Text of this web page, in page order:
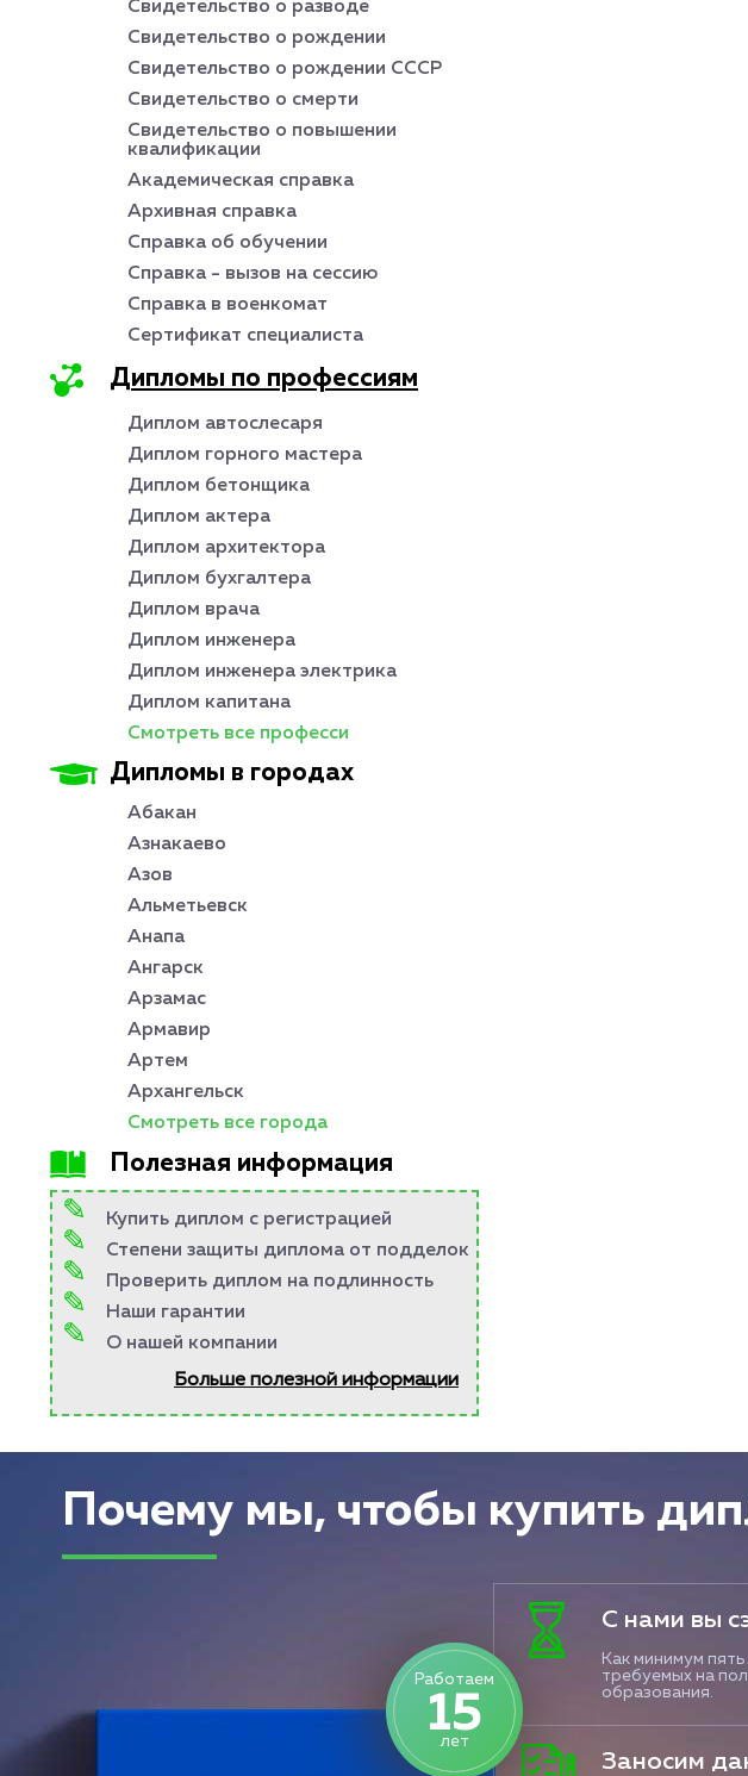
Свидетельство о разводе
Свидетельство о рождении
Свидетельство о рождении СССР
Свидетельство о смерти
Свидетельство о повышении
квалификации
Академическая справка
Архивная справка
Справка об обучении
Справка - вызов на сессию
Справка в военкомат
Сертификат специалиста
Дипломы по профессиям
Диплом автослесаря
Диплом горного мастера
Диплом бетонщика
Диплом актера
Диплом архитектора
Диплом бухгалтера
Диплом врача
Диплом инженера
Диплом инженера электрика
Диплом капитана
Смотреть все професси
Дипломы в городах
Абакан
Азнакаево
Азов
Альметьевск
Анапа
Ангарск
Арзамас
Армавир
Артем
Архангельск
Смотреть все города
Полезная информация
Купить диплом с регистрацией
Степени защиты диплома от подделок
Проверить диплом на подлинность
Наши гарантии
О нашей компании
Больше полезной информации
Почему мы, чтобы купить
Работаем
15
лет
С нами вы
Как минимум
требуемых на
образования.
Заносим